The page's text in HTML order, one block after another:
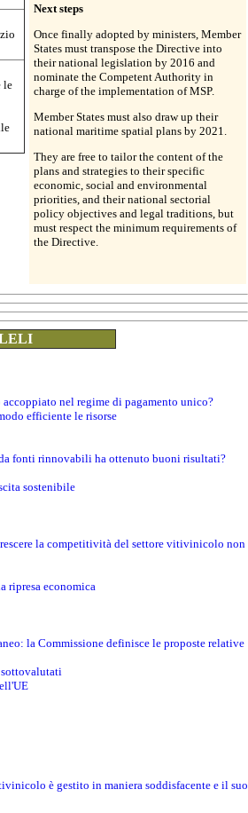
le
Next steps
Once finally adopted by ministers, Member
States must transpose the Directive into
their national legislation by 2016 and
nominate the Competent Authority in
charge of the implementation of MSP.
Member States must also draw up their
national maritime spatial plans by 2021.
They are free to tailor the content of the
plans and strategies to their specific
economic, social and environmental
priorities, and their national sectorial
policy objectives and legal traditions, but
must respect the minimum requirements of
the Directive.
nel regime di pagamento unico?
efficiente le risorse
fonti rinnovabili ha ottenuto buoni risultati?
sostenibile
la competitività del settore vitivinicolo non
ripresa economica
la Commissione definisce le proposte relative
è gestito in maniera soddisfacente e il suo